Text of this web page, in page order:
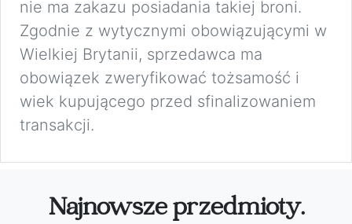
nie ma zakazu posiadania takiej broni.
Zgodnie z wytycznymi obowiązującymi w
Wielkiej Brytanii, sprzedawca ma
obowiązek zweryfikować tożsamość i
wiek kupującego przed sfinalizowaniem
transakcji.
Najnowsze przedmioty.